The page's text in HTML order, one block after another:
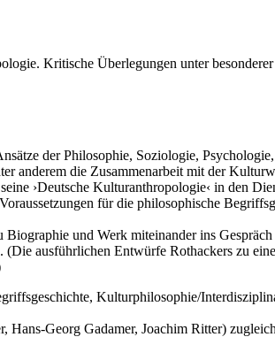
Kritische Überlegungen unter
der Philosophie, Soziologie,
anderem die Zusammenarbeit mit der
›Deutsche Kulturanthropologie‹ in den
für die philosophische
und Werk miteinander ins
(Die ausführlichen Entwürfe Rothackers zu
Kulturphilosophie/
Hans-Georg Gadamer, Joachim Ritter)